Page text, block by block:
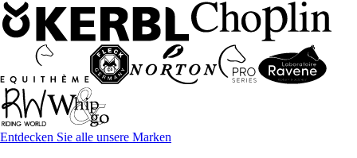
Entdecken Sie alle unsere Marken